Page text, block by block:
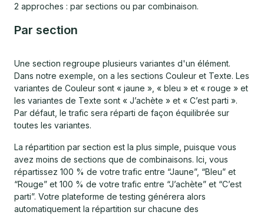
2 approches : par sections ou par combinaison.
Par section
Une section regroupe plusieurs variantes d'un élément.
Dans notre exemple, on a les sections Couleur et Texte. Les
variantes de Couleur sont « jaune », « bleu » et « rouge » et
les variantes de Texte sont « J’achète » et « C’est parti ».
Par défaut, le trafic sera réparti de façon équilibrée sur
toutes les variantes.
La répartition par section est la plus simple, puisque vous
avez moins de sections que de combinaisons. Ici, vous
répartissez 100 % de votre trafic entre “Jaune”, “Bleu” et
“Rouge” et 100 % de votre trafic entre “J’achète” et “C’est
parti”. Votre plateforme de testing générera alors
automatiquement la répartition sur chacune des